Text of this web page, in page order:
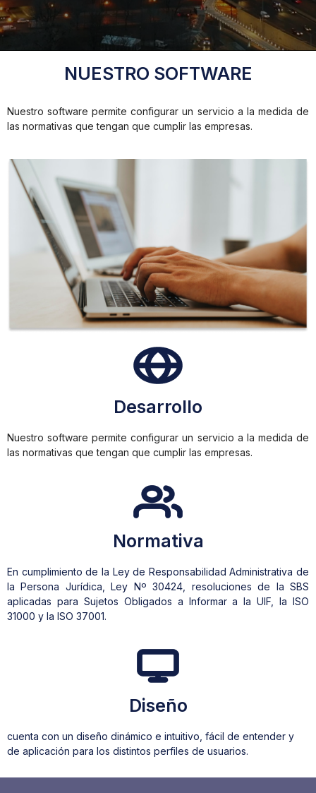
NUESTRO SOFTWARE
Nuestro software permite configurar un servicio a la medida de
las normativas que tengan que cumplir las empresas.
Desarrollo
Nuestro software permite configurar un servicio a la medida de
las normativas que tengan que cumplir las empresas.
Normativa
En cumplimiento de la Ley de Responsabilidad Administrativa de
la Persona Jurídica, Ley Nº 30424, resoluciones de la SBS
aplicadas para Sujetos Obligados a Informar a la UIF, la ISO
31000 y la ISO 37001.
Diseño
cuenta con un diseño dinámico e intuitivo, fácil de entender y
de aplicación para los distintos perfiles de usuarios.